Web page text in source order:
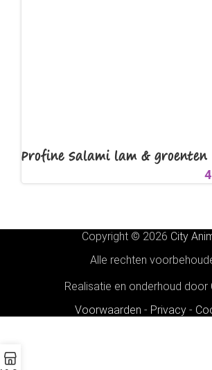
Profine Salami lam & groenten
Copyright © 2026 City
Alle rechten
Realisatie en onderhoud door
Voorwaarden - Privacy -